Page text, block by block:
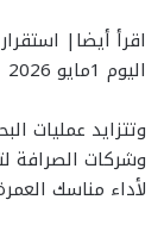
اقرأ أيضا|
اليوم 1مايو 2026
وتتزايد عمليات
وشركات الصرافة
لأداء مناسك